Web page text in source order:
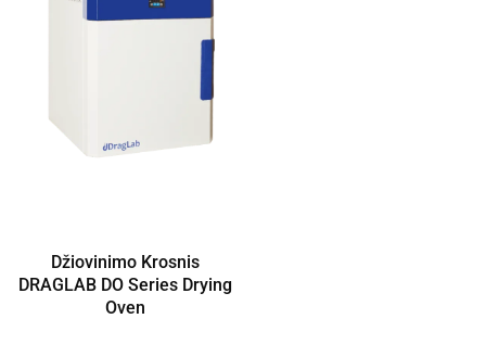
Džiovinimo Krosnis
DRAGLAB DO Series Drying
Oven